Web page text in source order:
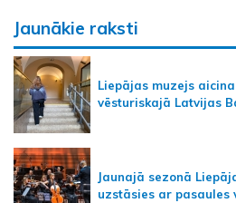
Jaunākie raksti
Liepājas muzejs
vēsturiskajā Latvijas
Jaunajā sezonā
uzstāsies ar pasaules